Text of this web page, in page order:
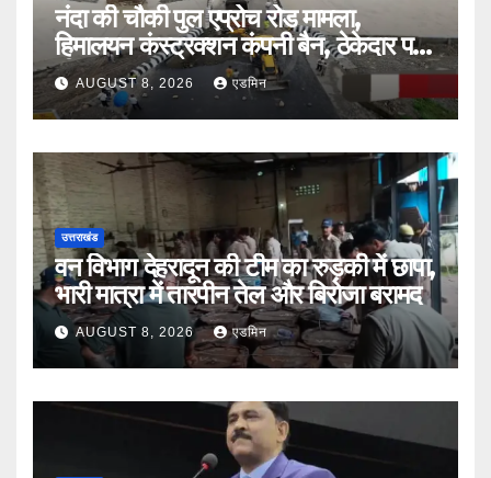
नंदा की चौकी पुल एप्रोच रोड मामला,
हिमालयन कंस्ट्रक्शन कंपनी बैन, ठेकेदार पर
भी एक्शन
AUGUST 8, 2026 एडमिन
उत्तराखंड
वन विभाग देहरादून की टीम का रुड़की में छापा,
भारी मात्रा में तारपीन तेल और बिरोजा बरामद
AUGUST 8, 2026 एडमिन